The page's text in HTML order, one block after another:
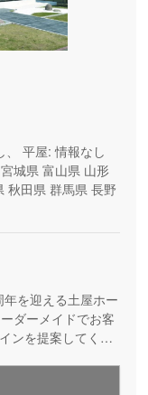
、 平屋: 情報なし
宮城県 富山県 山形
秋田県 群馬県 長野
を迎える土屋ホー
ダーメイドでお客
ンを提案してくれ